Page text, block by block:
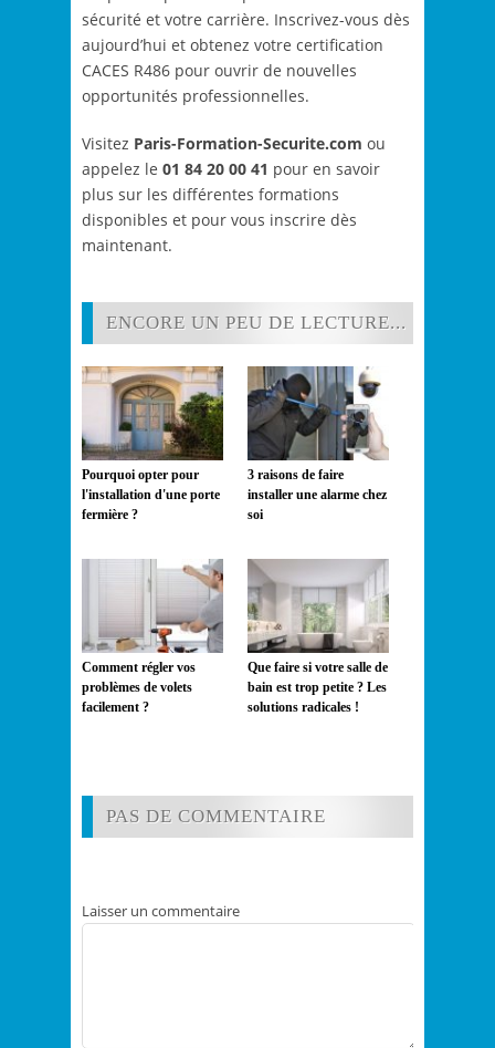
sécurité et votre carrière. Inscrivez-vous dès
aujourd’hui et obtenez votre certification
CACES R486 pour ouvrir de nouvelles
opportunités professionnelles.
Visitez Paris-Formation-Securite.com ou
appelez le 01 84 20 00 41 pour en savoir
plus sur les différentes formations
disponibles et pour vous inscrire dès
maintenant.
ENCORE UN PEU DE LECTURE...
Pourquoi opter pour
l'installation d'une porte
fermière ?
3 raisons de faire
installer une alarme chez
soi
Comment régler vos
problèmes de volets
facilement ?
Que faire si votre salle de
bain est trop petite ? Les
solutions radicales !
PAS DE COMMENTAIRE
Laisser un commentaire